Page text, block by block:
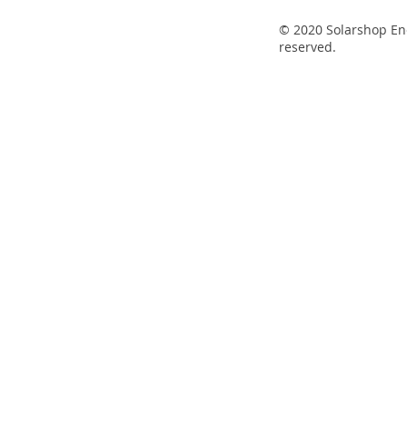
© 2020 Solarshop
reserved.